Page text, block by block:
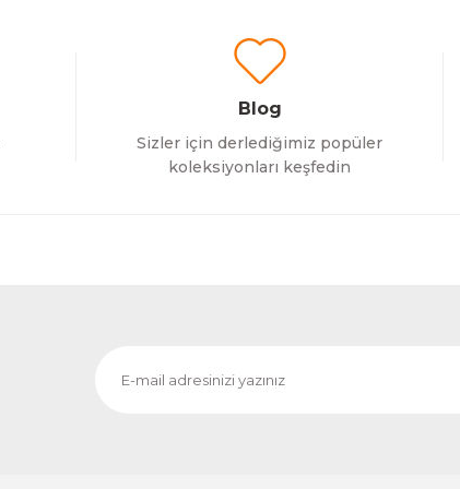
Blog
Sizler için derlediğimiz popüler
koleksiyonları keşfedin